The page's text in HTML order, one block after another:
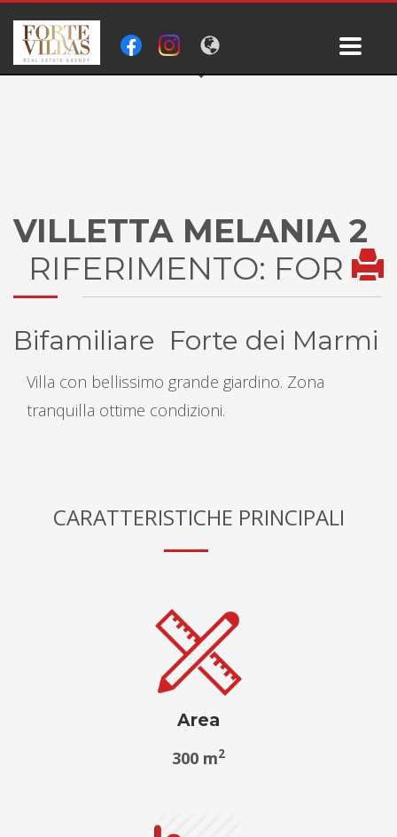
VILLETTA MELANIA 2
RIFERIMENTO: FOR
Bifamiliare Forte dei Marmi
Villa con bellissimo grande giardino. Zona
tranquilla ottime condizioni.
CARATTERISTICHE PRINCIPALI
Area
300 m2